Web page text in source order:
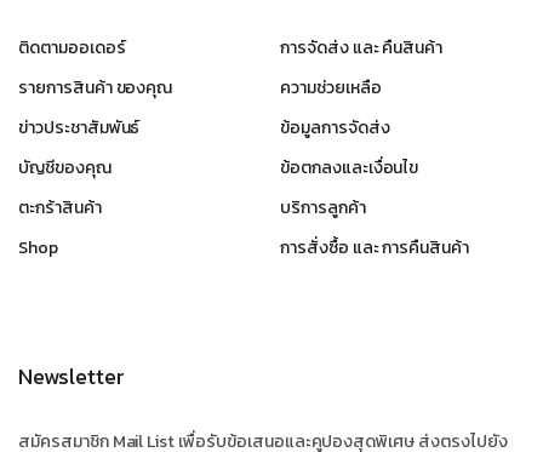
ติดตามออเดอร์
รายการสินค้า ของคุณ
ข่าวประชาสัมพันธ์
บัญชีของคุณ
ตะกร้าสินค้า
Shop
การจัดส่ง และ คืนสินค้า
ความช่วยเหลือ
ข้อมูลการจัดส่ง
ข้อตกลงและเงื่อนไข
บริการลูกค้า
การสั่งซื้อ และ การคืนสินค้า
Newsletter
สมัครสมาชิก Mail List เพื่อรับข้อเสนอและคูปองสุดพิเศษ ส่งตรงไปยัง